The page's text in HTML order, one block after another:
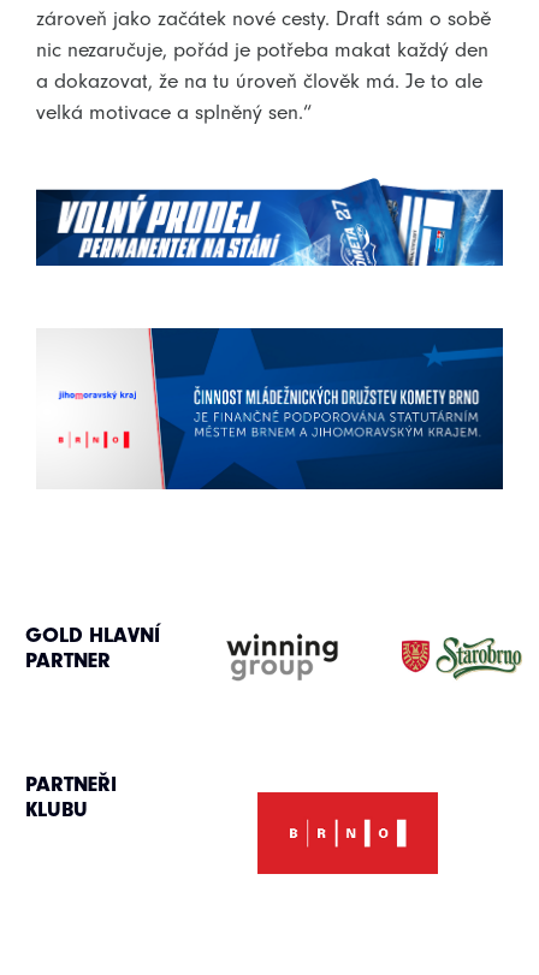
zároveň jako začátek nové cesty. Draft sám o sobě
nic nezaručuje, pořád je potřeba makat každý den
a dokazovat, že na tu úroveň člověk má. Je to ale
velká motivace a splněný sen.“
GOLD HLAVNÍ
PARTNER
PARTNEŘI
KLUBU